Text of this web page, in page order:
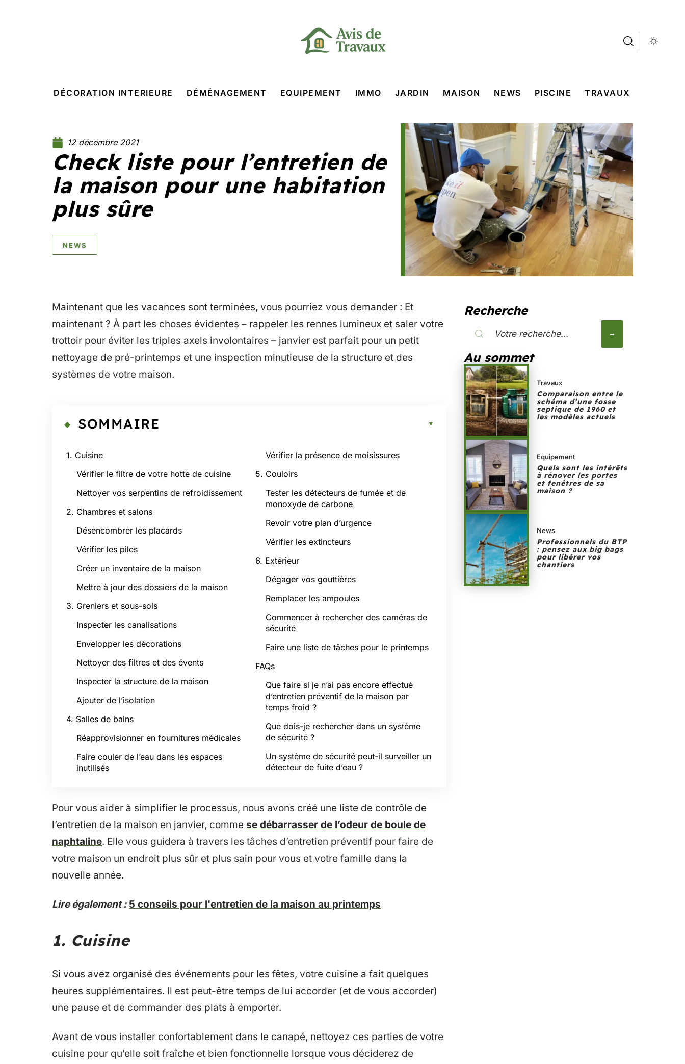
DÉCORATION INTERIEURE DÉMÉNAGEMENT EQUIPEMENT IMMO JARDIN MAISON NEWS PISCINE TRAVAUX
12 décembre 2021
Check liste pour l’entretien de
la maison pour une habitation
plus sûre
NEWS
Maintenant que les vacances sont terminées, vous pourriez vous demander : Et
maintenant ? À part les choses évidentes – rappeler les rennes lumineux et saler votre
trottoir pour éviter les triples axels involontaires – janvier est parfait pour un petit
nettoyage de pré-printemps et une inspection minutieuse de la structure et des
systèmes de votre maison.
SOMMAIRE
1. Cuisine
Vérifier le filtre de votre hotte de cuisine
Nettoyer vos serpentins de refroidissement
2. Chambres et salons
Désencombrer les placards
Vérifier les piles
Créer un inventaire de la maison
Mettre à jour des dossiers de la maison
3. Greniers et sous-sols
Inspecter les canalisations
Envelopper les décorations
Nettoyer des filtres et des évents
Inspecter la structure de la maison
Ajouter de l’isolation
4. Salles de bains
Réapprovisionner en fournitures médicales
Faire couler de l’eau dans les espaces
inutilisés
Vérifier la présence de moisissures
5. Couloirs
Tester les détecteurs de fumée et de
monoxyde de carbone
Revoir votre plan d’urgence
Vérifier les extincteurs
6. Extérieur
Dégager vos gouttières
Remplacer les ampoules
Commencer à rechercher des caméras de
sécurité
Faire une liste de tâches pour le printemps
FAQs
Que faire si je n’ai pas encore effectué
d’entretien préventif de la maison par
temps froid ?
Que dois-je rechercher dans un système
de sécurité ?
Un système de sécurité peut-il surveiller un
détecteur de fuite d’eau ?
Pour vous aider à simplifier le processus, nous avons créé une liste de contrôle de
l’entretien de la maison en janvier, comme se débarrasser de l’odeur de boule de
naphtaline. Elle vous guidera à travers les tâches d’entretien préventif pour faire de
votre maison un endroit plus sûr et plus sain pour vous et votre famille dans la
nouvelle année.
Lire également : 5 conseils pour l'entretien de la maison au printemps
1. Cuisine
Si vous avez organisé des événements pour les fêtes, votre cuisine a fait quelques
heures supplémentaires. Il est peut-être temps de lui accorder (et de vous accorder)
une pause et de commander des plats à emporter.
Avant de vous installer confortablement dans le canapé, nettoyez ces parties de votre
cuisine pour qu’elle soit fraîche et bien fonctionnelle lorsque vous déciderez de
Recherche
Au sommet
Travaux
Comparaison entre le
schéma d’une fosse
septique de 1960 et
les modèles actuels
Equipement
Quels sont les intérêts
à rénover les portes
et fenêtres de sa
maison ?
News
Professionnels du BTP
: pensez aux big bags
pour libérer vos
chantiers